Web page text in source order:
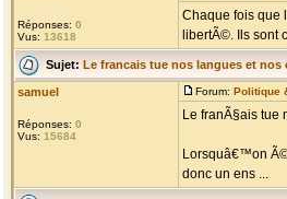
Réponses: 0
Vus: 13618
Chaque fois que
libertÃ©. Ils sont
Sujet: Le francais tue nos langues et nos
samuel
Réponses: 0
Vus: 15684
Forum: Politique
Le franÃ§ais tue
Lorsquâ€™on
donc un ens ...